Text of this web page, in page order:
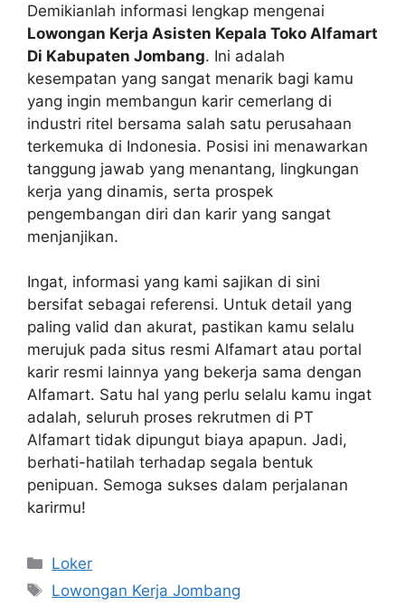
Demikianlah informasi lengkap mengenai
Lowongan Kerja Asisten Kepala Toko Alfamart
Di Kabupaten Jombang. Ini adalah
kesempatan yang sangat menarik bagi kamu
yang ingin membangun karir cemerlang di
industri ritel bersama salah satu perusahaan
terkemuka di Indonesia. Posisi ini menawarkan
tanggung jawab yang menantang, lingkungan
kerja yang dinamis, serta prospek
pengembangan diri dan karir yang sangat
menjanjikan.
Ingat, informasi yang kami sajikan di sini
bersifat sebagai referensi. Untuk detail yang
paling valid dan akurat, pastikan kamu selalu
merujuk pada situs resmi Alfamart atau portal
karir resmi lainnya yang bekerja sama dengan
Alfamart. Satu hal yang perlu selalu kamu ingat
adalah, seluruh proses rekrutmen di PT
Alfamart tidak dipungut biaya apapun. Jadi,
berhati-hatilah terhadap segala bentuk
penipuan. Semoga sukses dalam perjalanan
karirmu!
Kategori
Loker
Tag
Lowongan Kerja Jombang